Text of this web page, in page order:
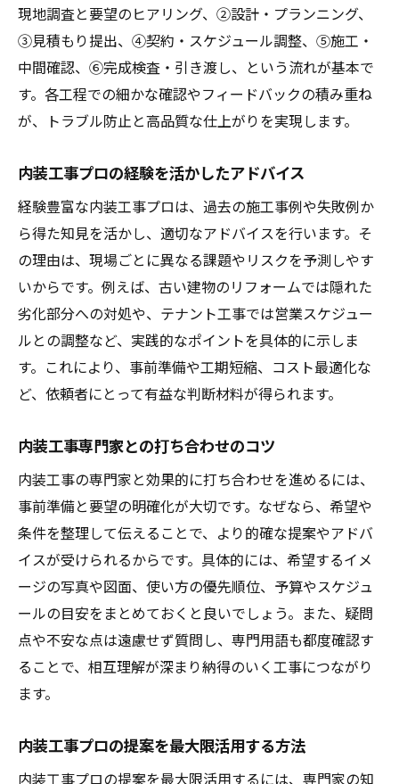
現地調査と要望のヒアリング、②設計・プランニング、
③見積もり提出、④契約・スケジュール調整、⑤施工・
中間確認、⑥完成検査・引き渡し、という流れが基本で
す。各工程での細かな確認やフィードバックの積み重ね
が、トラブル防止と高品質な仕上がりを実現します。
内装工事プロの経験を活かしたアドバイス
経験豊富な内装工事プロは、過去の施工事例や失敗例か
ら得た知見を活かし、適切なアドバイスを行います。そ
の理由は、現場ごとに異なる課題やリスクを予測しやす
いからです。例えば、古い建物のリフォームでは隠れた
劣化部分への対処や、テナント工事では営業スケジュー
ルとの調整など、実践的なポイントを具体的に示しま
す。これにより、事前準備や工期短縮、コスト最適化な
ど、依頼者にとって有益な判断材料が得られます。
内装工事専門家との打ち合わせのコツ
内装工事の専門家と効果的に打ち合わせを進めるには、
事前準備と要望の明確化が大切です。なぜなら、希望や
条件を整理して伝えることで、より的確な提案やアドバ
イスが受けられるからです。具体的には、希望するイメ
ージの写真や図面、使い方の優先順位、予算やスケジュ
ールの目安をまとめておくと良いでしょう。また、疑問
点や不安な点は遠慮せず質問し、専門用語も都度確認す
ることで、相互理解が深まり納得のいく工事につながり
ます。
内装工事プロの提案を最大限活用する方法
内装工事プロの提案を最大限活用するには、専門家の知